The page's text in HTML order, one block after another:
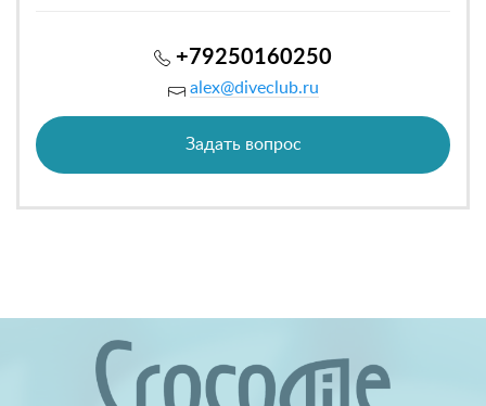
+79250160250
alex@diveclub.ru
Задать вопрос